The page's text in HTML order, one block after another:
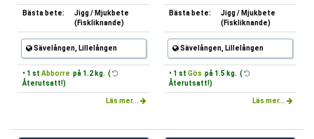
Bästa bete:
Jigg / Mjukbete
(Fiskliknande)
Sävelången, Lillelången
• 1 st Abborre på 1.2 kg. (
Återutsatt!)
Läs mer...
Bästa bete:
Jigg / Mjukbete
(Fiskliknande)
Sävelången, Lillelången
• 1 st Gös på 1.5 kg. (
Återutsatt!)
Läs mer...